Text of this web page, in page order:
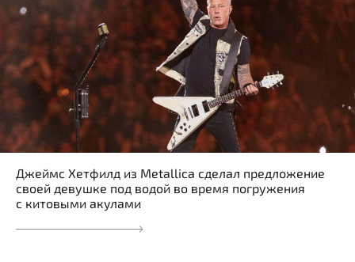
Джеймс Хетфилд из Metallica сделал предложение
своей девушке под водой во время погружения
с китовыми акулами